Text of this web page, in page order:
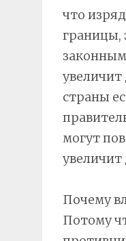
что
границы,
увеличит
страны
могут
увеличит
Почему
Потому